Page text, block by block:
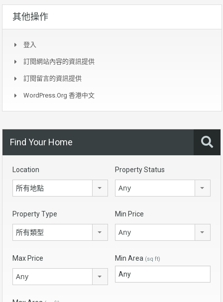
其他操作
登入
訂閱網站內容的資訊提供
訂閱留言的資訊提供
WordPress.org 香港中文
Find Your Home
Location
所有地點
Property Status
Any
Property Type
所有類型
Min Price
Any
Max Price
Any
Min Area (sq ft)